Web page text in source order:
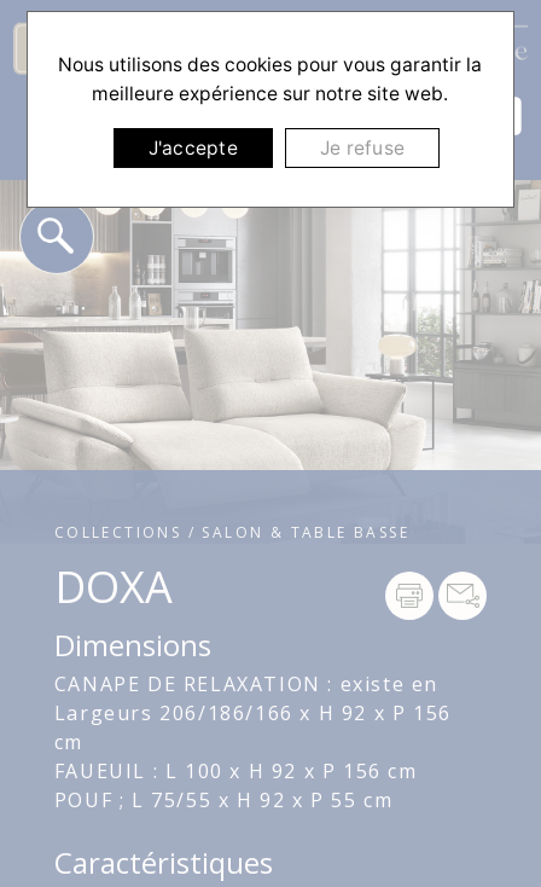
☰
COLLECTIONS / SALON & TABLE BASSE
DOXA
Dimensions
CANAPE DE RELAXATION : existe en
Largeurs 206/186/166 x H 92 x P 156
cm
FAUEUIL : L 100 x H 92 x P 156 cm
POUF ; L 75/55 x H 92 x P 55 cm
Caractéristiques
Nous utilisons des cookies pour vous garantir la
meilleure expérience sur notre site web.
J'accepte Je refuse